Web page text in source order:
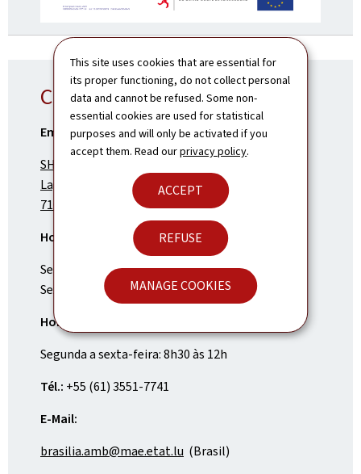
This site uses cookies that are essential for
its proper functioning, do not collect personal
data and cannot be refused. Some non-
essential cookies are used for statistical
purposes and will only be activated if you
accept them. Read ourprivacy policy.
ACCEPT
REFUSE
MANAGE COOKIES
Contato
Embaixada no Brasil e no Chile
SHIS QL 12, Conjunto 5, nº 18
Lago Sul - Brasília/DF
71630-255 - Brasil
Horário de funcionamento da Embaixada:
Segunda a quinta-feira: 8h às 17h
Sexta-feira: 8h às 15h
Horário de atendimento do Consulado:
Segunda a sexta-feira: 8h30 às 12h
Tél.: +55 (61) 3551-7741
E-Mail:
brasilia.amb@mae.etat.lu (Brasil)